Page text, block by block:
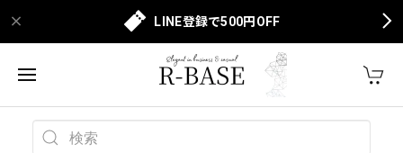
LINE登録で500円OFF